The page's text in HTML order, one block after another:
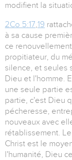
modifient la
2Co 5:17,19
à sa cause
ce
propitiateur, du
silence, et seules
Dieu et l'homme.
une seule partie
partie, c'est Dieu
pécheresse,
nouveaux avec
rétablissement.
Christ est le
l'humanité, Dieu